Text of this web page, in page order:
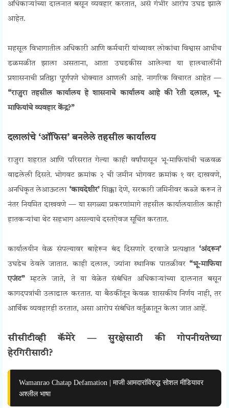
अधिकाऱ्यांच्या दालनात बसून व्यवहार करतात, असे गंभीर आरोप उघड झाले
आहेत.
महसूल विभागातील अधिकारी आणि कर्मचारी यांच्यावर लोकांचा विश्वास आधीच
डळमळीत झाला असताना, आता उघडकीस आलेल्या या हालचालींनी
प्रशासनाची प्रतिष्ठा पूर्णपणे धोक्यात आणली आहे. नागरिक विचारत आहेत —
“राजुरा तहसील कार्यालय हे शासनाचे कार्यालय आहे की रेती दलाल, भू-
माफियांचे व्यवहार केंद्र?”
दलालांचे ‘ऑफिस’ बनलेले तहसील कार्यालय
राजुरा शहरात आणि परिसरात गेल्या काही वर्षांपासून भू-माफियांची चळवळ
वाढलेली दिसते. भोगवट क्रमांक २ ची जमीन भोगवट क्रमांक १ वर दाखवणे,
अनधिकृत लेआऊटला ‘कायदेशीर’शिक्का देणे, सरकारी जमिनीवर कब्जे करून ते
नंतर नियमित दाखवणे — या सगळ्या प्रकरणांमागे तहसील कार्यालयातील काही
हातकऱ्यांचा थेट सहभाग असल्याचे दस्तऐवज सूचित करतात.
कार्यालयीन वेळ संपल्यावर बाहेरून बंद दिसणारे दरवाजे प्रत्यक्षात ‘अंदरून’
उघडेच ठेवले जातात. काही दलाल, ज्यांना स्थानिक पातळीवर “भू-माफिया
एजंट” म्हटले जाते, ते या वेळेत संबंधित अधिकाऱ्यांच्या दालनात बसून
कागदपत्रांची उलाढाल करतात. या बैठकींतून केवळ शासकीय निर्णय नाही, तर
आर्थिक व्यवहारही ठरतात, असा आरोप संबंधित वर्तुळातून केला जात आहें.
सीसीटीव्ही कॅमेरे — सुरक्षेसाठी की गोपनीयतेच्या
हेरगिरीसाठी?
Wamanrao Chatap Defamation | माजी आमदारांविरुद्ध सोशल मीडियावर
अश्लील भाषा